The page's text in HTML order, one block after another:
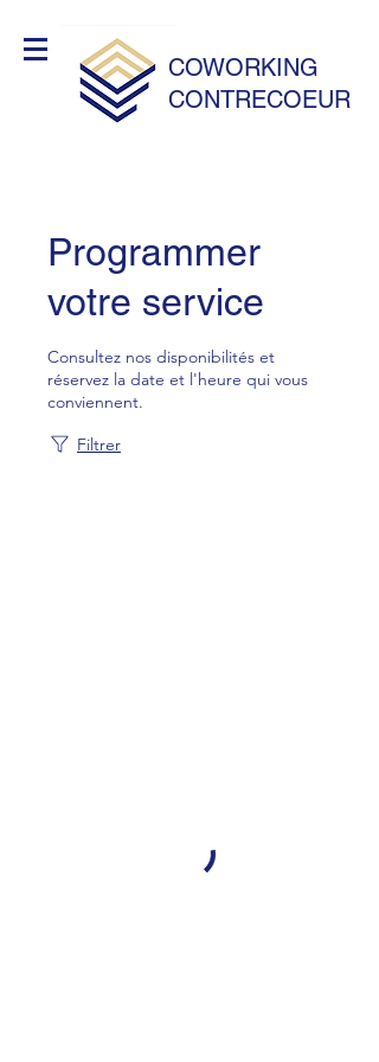
COWORKING
CONTRECOEUR
Programmer
votre service
Consultez nos disponibilités et
réservez la date et l'heure qui vous
conviennent.
Filtrer